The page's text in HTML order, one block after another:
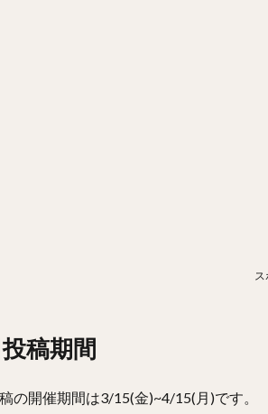
ス
稿期間
の開催期間は3/15(金)~4/15(月)です。